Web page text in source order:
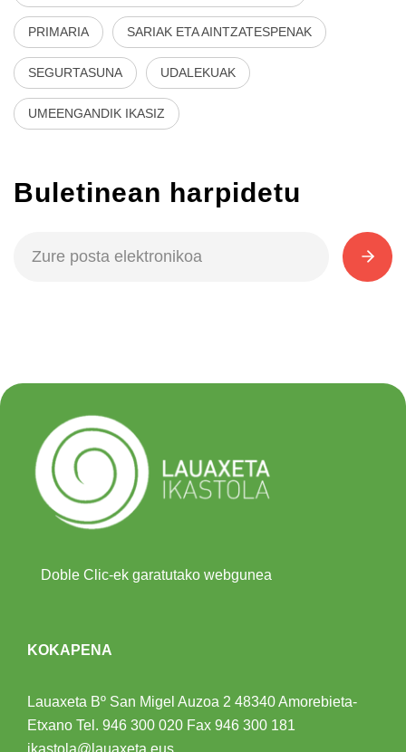
PRIMARIA SARIAK ETA AINTZATESPENAK
SEGURTASUNA UDALEKUAK
UMEENGANDIK IKASIZ
Buletinean harpidetu
Doble Clic-ek garatutako webgunea
KOKAPENA
Lauaxeta Bº San Migel Auzoa 2 48340 Amorebieta-
Etxano Tel. 946 300 020 Fax 946 300 181
ikastola@lauaxeta.eus